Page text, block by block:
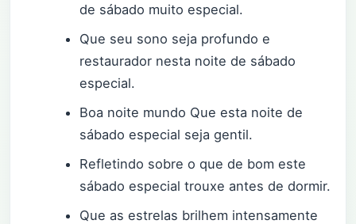
de sábado muito especial.
Que seu sono seja profundo e
restaurador nesta noite de sábado
especial.
Boa noite mundo Que esta noite de
sábado especial seja gentil.
Refletindo sobre o que de bom este
sábado especial trouxe antes de dormir.
Que as estrelas brilhem intensamente